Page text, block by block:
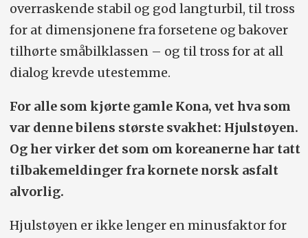
overraskende stabil og god langturbil, til tross
for at dimensjonene fra forsetene og bakover
tilhørte småbilklassen – og til tross for at all
dialog krevde utestemme.
For alle som kjørte gamle Kona, vet hva som
var denne bilens største svakhet: Hjulstøyen.
Og her virker det som om koreanerne har tatt
tilbakemeldinger fra kornete norsk asfalt
alvorlig.
Hjulstøyen er ikke lenger en minusfaktor for